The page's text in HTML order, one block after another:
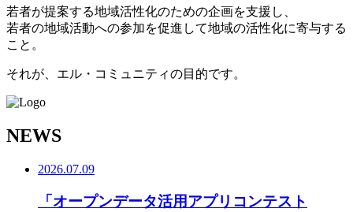
若者が提案する地域活性化のための企画を支援し、
若者の地域活動への参加を促進して地域の活性化に寄与する
こと。
それが、エル・コミュニティの目的です。
NEWS
2026.07.09
「オープンデータ活用アプリコンテスト